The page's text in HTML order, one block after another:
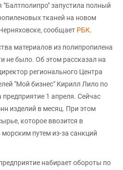
"Балтполипро" запустила полный
тканей на новом
сообщает РБК.
материалов из полипропилена
не было. Об этом рассказал на
регионального Центра
"Мой бизнес" Кирилл Лило по
предприятие 1 апреля. Сейчас
изделий в месяц. При этом
которое ввозится в
путем из-за санкций
набирает обороты по